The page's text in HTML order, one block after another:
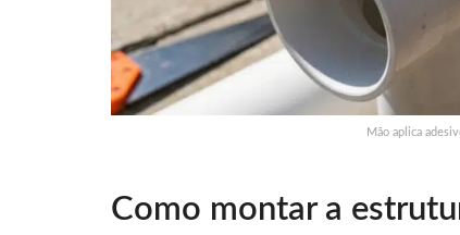
Mão aplica
Como montar a